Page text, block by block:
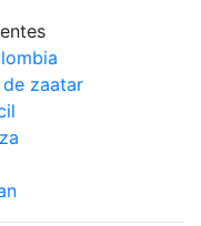
de zaatar